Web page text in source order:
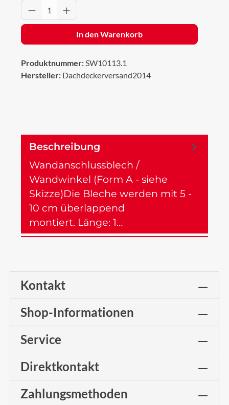
Produkt Anzahl: Gib den gewünschten
In den Warenkorb
Produktnummer:SW10113.1
Hersteller: Dachdeckerversand2014
Beschreibung
Wandanschlussblech /
Wandwinkel (Form A - siehe
Skizze)Die Bleche werden mit 5 -
10 cm überlappend
montiert. Länge: 1…
Kontakt
Shop-Informationen
Service
Direktkontakt
Zahlungsmethoden